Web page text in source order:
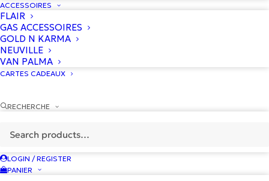
ACCESSOIRES
FLAIR
GAS ACCESSOIRES
GOLD N KARMA
NEUVILLE
VAN PALMA
CARTES CADEAUX
RECHERCHE
LOGIN / REGISTER
PANIER